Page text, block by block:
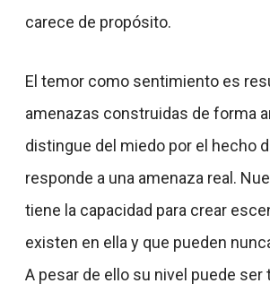
carece de propósito.
El temor como sentimiento es
amenazas construidas de forma
distingue del miedo por el hecho
responde a una amenaza real.
tiene la capacidad para crear
existen en ella y que pueden
A pesar de ello su nivel puede ser